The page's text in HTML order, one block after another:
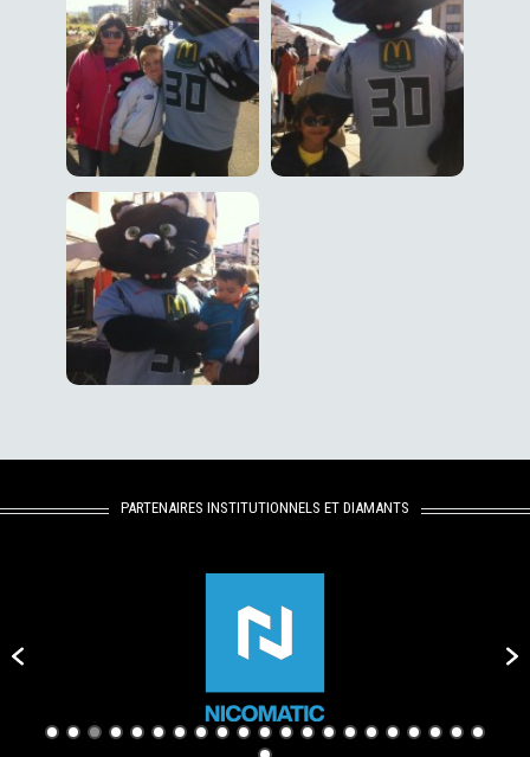
PARTENAIRES INSTITUTIONNELS ET DIAMANTS